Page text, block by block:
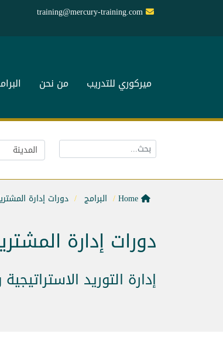
training@mercury-training.com
ميركوري للتدريب من نحن
البرامج دورات إدارة
دورات إدارة
إدارة التوريد